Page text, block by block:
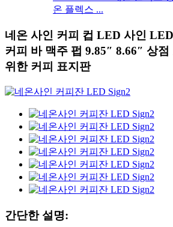
온 플렉스 ...
네온 사인 커피 컵 LED 사인
커피 바 맥주 펍 9.85″ 8.66″ 상
위한 커피 표지판
간단한 설명: